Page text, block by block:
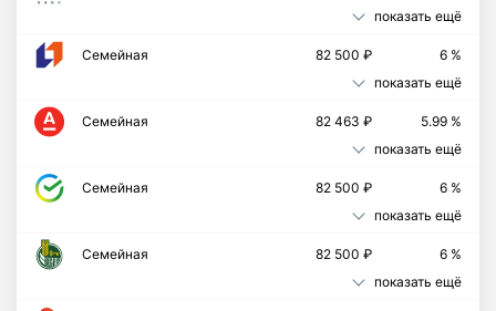
показать ещё
Семейная 82 500 ₽
6 %
показать ещё
Семейная 82 463 ₽
5.99 %
показать ещё
Семейная 82 500 ₽
6 %
показать ещё
Семейная 82 500 ₽
6 %
показать ещё